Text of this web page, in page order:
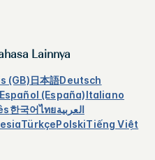
Lainnya
(GB)日本語Deutsch
Español (España)Italiano
한국어ไทยالعربية
TürkçePolskiTiếng Việt